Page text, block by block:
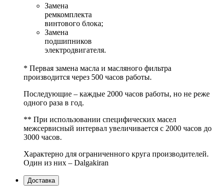
Замена
ремкомплекта
винтового блока;
Замена
подшипников
электродвигателя.
* Первая замена масла и масляного фильтра
производится через 500 часов работы.
Последующие – каждые 2000 часов работы, но не реже
одного раза в год.
** При использовании специфических масел
межсервисный интервал увеличивается с 2000 часов до
3000 часов.
Характерно для ограниченного круга производителей.
Один из них – Dalgakiran
Доставка